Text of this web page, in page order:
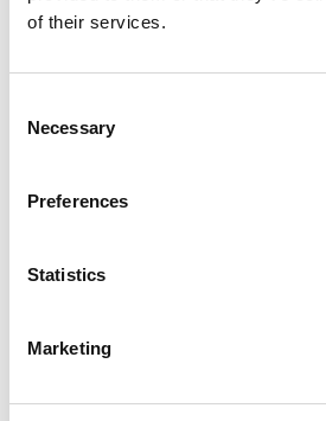
of their services.
Selection
Necessary
Preferences
Statistics
Marketing
Di seguito tutti i contenuti taggati
ISCRIVITI ALLA
Resta aggiornato su tutte le